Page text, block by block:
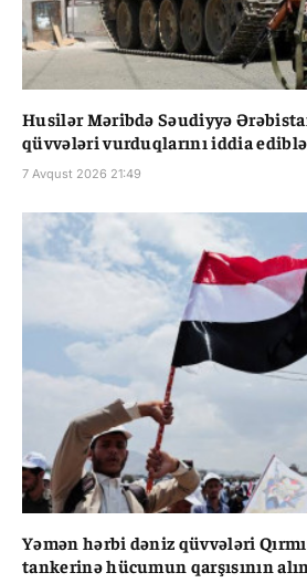
Husilər Məribdə Səudiyyə
qüvvələri vurduqlarını iddia
7 Avqust 2026 21:49
Yəmən hərbi dəniz qüvvələri
tankerinə hücumun qarşısının